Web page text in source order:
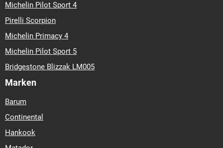
Michelin Pilot Sport 4
Pirelli Scorpion
Michelin Primacy 4
Michelin Pilot Sport 5
Bridgestone Blizzak LM005
Marken
Barum
Continental
Hankook